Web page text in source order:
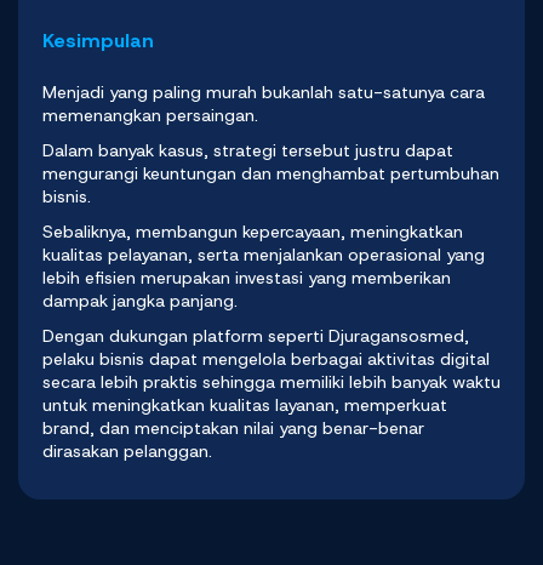
Kesimpulan
Menjadi yang paling murah bukanlah satu-satunya cara
memenangkan persaingan.
Dalam banyak kasus, strategi tersebut justru dapat
mengurangi keuntungan dan menghambat pertumbuhan
bisnis.
Sebaliknya, membangun kepercayaan, meningkatkan
kualitas pelayanan, serta menjalankan operasional yang
lebih efisien merupakan investasi yang memberikan
dampak jangka panjang.
Dengan dukungan platform seperti Djuragansosmed,
pelaku bisnis dapat mengelola berbagai aktivitas digital
secara lebih praktis sehingga memiliki lebih banyak waktu
untuk meningkatkan kualitas layanan, memperkuat
brand, dan menciptakan nilai yang benar-benar
dirasakan pelanggan.